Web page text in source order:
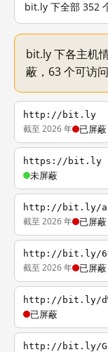
bit.ly 下全部 352
bit.ly 下各主机
蔽，63 个可访问
http://bit.ly
截至 2026 年 已屏蔽
https://bit.ly
未屏蔽
http://bit.ly/
截至 2026 年 已屏蔽
http://bit.ly/
截至 2026 年 已屏蔽
http://bit.ly/
已屏蔽
http://bit.ly/